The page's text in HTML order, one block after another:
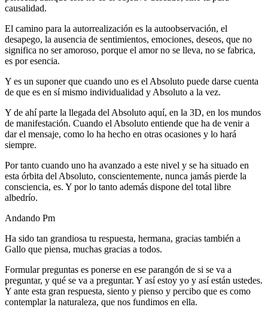
causalidad.
El camino para la autorrealización es la autoobservación, el
desapego, la ausencia de sentimientos, emociones, deseos, que no
significa no ser amoroso, porque el amor no se lleva, no se fabrica,
es por esencia.
Y es un suponer que cuando uno es el Absoluto puede darse cuenta
de que es en sí mismo individualidad y Absoluto a la vez.
Y de ahí parte la llegada del Absoluto aquí, en la 3D, en los mundos
de manifestación. Cuando el Absoluto entiende que ha de venir a
dar el mensaje, como lo ha hecho en otras ocasiones y lo hará
siempre.
Por tanto cuando uno ha avanzado a este nivel y se ha situado en
esta órbita del Absoluto, conscientemente, nunca jamás pierde la
consciencia, es. Y por lo tanto además dispone del total libre
albedrío.
Andando Pm
Ha sido tan grandiosa tu respuesta, hermana, gracias también a
Gallo que piensa, muchas gracias a todos.
Formular preguntas es ponerse en ese parangón de si se va a
preguntar, y qué se va a preguntar. Y así estoy yo y así están ustedes.
Y ante esta gran respuesta, siento y pienso y percibo que es como
contemplar la naturaleza, que nos fundimos en ella.